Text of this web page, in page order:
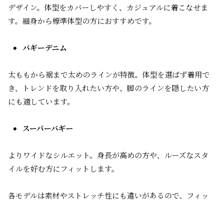
デザイン。体型をカバーしやすく、カジュアルに着こなせま
す。細身から標準体型の方におすすめです。
バギーデニム
太ももから裾まで太めのラインが特徴。体型を選ばず着用で
き、トレンドを取り入れたい方や、脚のラインを隠したい方
にも適しています。
スーパーバギー
よりワイドなシルエット。身長が高めの方や、ルーズなスタ
イルを好む方にフィットします。
各モデルは素材やストレッチ性にも違いがあるので、フィッ